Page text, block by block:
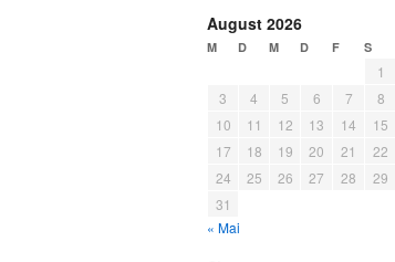
August 2026
M D M D F S
1
3
4 5 6 7 8
10
11 12 13 14 15
17
18 19 20 21 22
24
25 26 27 28 29
31
« Mai